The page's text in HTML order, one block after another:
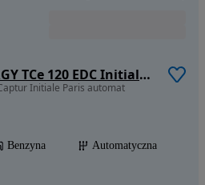
Renault Captur ENERGY TCe 120 EDC Initiale Paris
Initiale Paris automat
Benzyna
Automatyczna